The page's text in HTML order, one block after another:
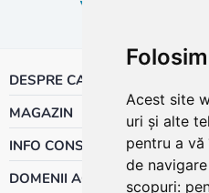
Acest site
uri și alte
pentru a
de
scopuri:
DESPRE CALOR
MAGAZIN
INFO CONSUMATOR
DOMENII ACTIVITATE